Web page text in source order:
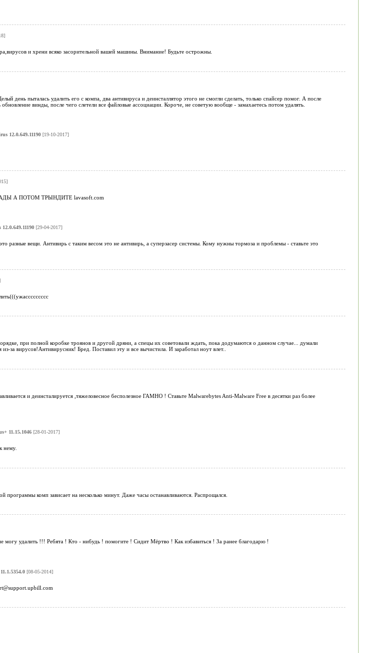
и хрени всяко засорительной вашей машины. Внимание! Будьте острожны.
день пыталась удалить его с компа, два антивируса и деинсталлятор этого не смогли сделать, только спайсер помог. А после
винды, после чего слетели все файловые ассоциации. Короче, не советую вообще - замахаетесь потом удалять.
12.0.649.11190[19-10-2017]
А ПОТОМ ТРЫНДИТЕ lavasoft.com
[29-04-2017]
разные вещи. Антивирь с таким весом это не антивирь, а суперзасер системы. Кому нужны тормоза и проблемы - ставьте это
при полной коробке троянов и другой дряни, а спецы их советовали ждать, пока додумаются о данном случае... думали
за вирусов!Антивирусник! Бред. Поставил эту и все вычистила. И заработал ноут влет..
и деинсталируется ,тяжеловесное бесполезное ГАМНО ! Ставьте Malwarebytes Anti-Malware Free в десятки раз более
11.15.1046[28-01-2017]
нему.
программы комп зависает на несколько минут. Даже часы останавливаются. Распрощался.
удалить !!! Ребята ! Кто - нибудь ! помогите ! Сидит Мёртво ! Как избавиться ! За ранее благодарю !
[08-05-2014]